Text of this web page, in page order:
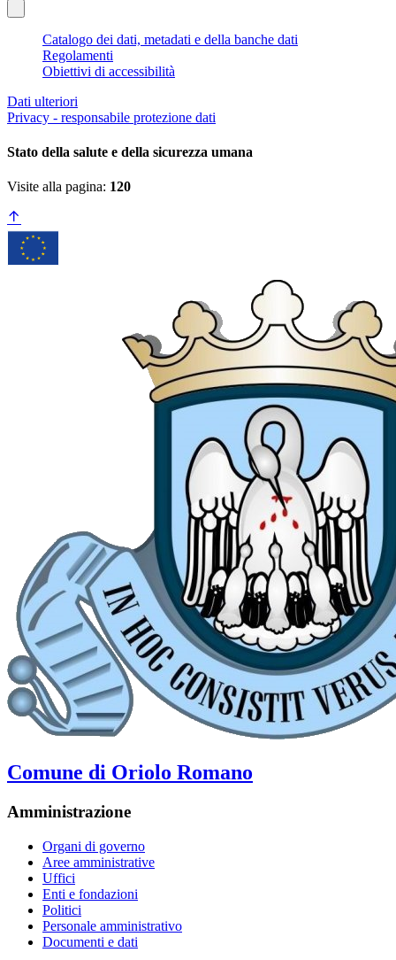
Catalogo dei dati, metadati e della banche dati
Regolamenti
Obiettivi di accessibilità
Dati ulteriori
Privacy - responsabile protezione dati
Stato della salute e della sicurezza umana
Visite alla pagina: 120
Comune di Oriolo Romano
Amministrazione
Organi di governo
Aree amministrative
Uffici
Enti e fondazioni
Politici
Personale amministrativo
Documenti e dati